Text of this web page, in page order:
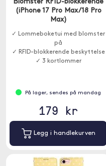
Blomster RFID-blokkerende
(iPhone 17 Pro Max/18 Pro
Max)
✓ Lommeboketui med blomster
på
✓ RFID-blokkerende beskyttelse
✓ 3 kortlommer
På lager, sendes på mandag
179 kr
Legg i handlekurven